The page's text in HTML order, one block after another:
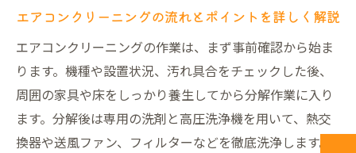
エアコンクリーニングの流れとポイントを詳しく解説
エアコンクリーニングの作業は、まず事前確認から始ま
ります。機種や設置状況、汚れ具合をチェックした後、
周囲の家具や床をしっかり養生してから分解作業に入り
ます。分解後は専用の洗剤と高圧洗浄機を用いて、熱交
換器や送風ファン、フィルターなどを徹底洗浄します。